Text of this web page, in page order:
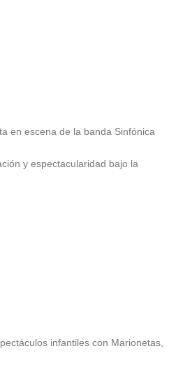
en escena de la banda Sinfónica
y espectacularidad bajo la
infantiles con Marionetas,